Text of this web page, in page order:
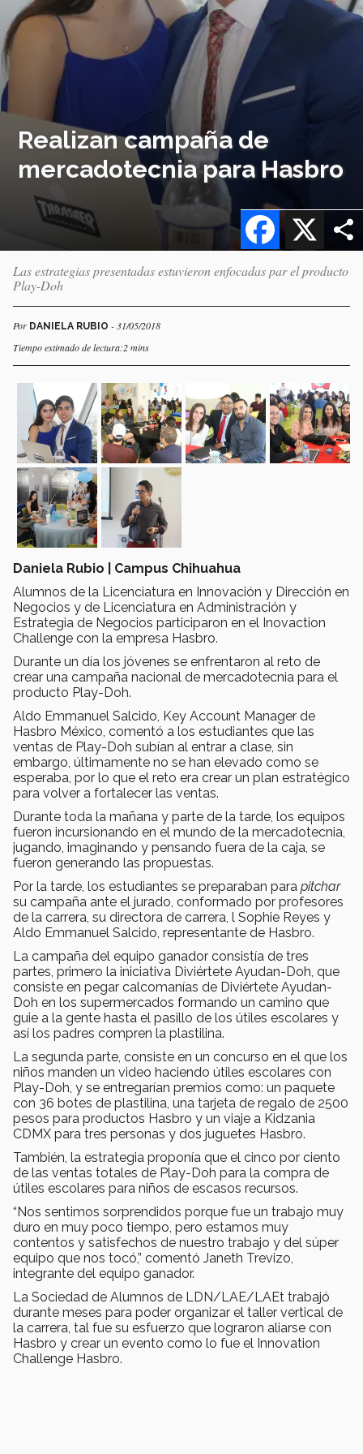
Realizan campaña de
mercadotecnia para Hasbro
X
Facebook
Las estrategias presentadas estuvieron enfocadas par el producto
Play-Doh
Por DANIELA RUBIO - 31/05/2018
Tiempo estimado de lectura:2 mins
Daniela Rubio | Campus Chihuahua
Alumnos de la Licenciatura en Innovación y Dirección en
Negocios y de Licenciatura en Administración y
Estrategia de Negocios participaron en el Inovaction
Challenge con la empresa Hasbro.
Durante un día los jóvenes se enfrentaron al reto de
crear una campaña nacional de mercadotecnia para el
producto Play-Doh.
Aldo Emmanuel Salcido, Key Account Manager de
Hasbro México, comentó a los estudiantes que las
ventas de Play-Doh subían al entrar a clase, sin
embargo, últimamente no se han elevado como se
esperaba, por lo que el reto era crear un plan estratégico
para volver a fortalecer las ventas.
Durante toda la mañana y parte de la tarde, los equipos
fueron incursionando en el mundo de la mercadotecnia,
jugando, imaginando y pensando fuera de la caja, se
fueron generando las propuestas.
Por la tarde, los estudiantes se preparaban para pitchar
su campaña ante el jurado, conformado por profesores
de la carrera, su directora de carrera, l Sophie Reyes y
Aldo Emmanuel Salcido, representante de Hasbro.
La campaña del equipo ganador consistía de tres
partes, primero la iniciativa Diviértete Ayudan-Doh, que
consiste en pegar calcomanías de Diviértete Ayudan-
Doh en los supermercados formando un camino que
guie a la gente hasta el pasillo de los útiles escolares y
así los padres compren la plastilina.
La segunda parte, consiste en un concurso en el que los
niños manden un video haciendo útiles escolares con
Play-Doh, y se entregarían premios como: un paquete
con 36 botes de plastilina, una tarjeta de regalo de 2500
pesos para productos Hasbro y un viaje a Kidzania
CDMX para tres personas y dos juguetes Hasbro.
También, la estrategia proponía que el cinco por ciento
de las ventas totales de Play-Doh para la compra de
útiles escolares para niños de escasos recursos.
“Nos sentimos sorprendidos porque fue un trabajo muy
duro en muy poco tiempo, pero estamos muy
contentos y satisfechos de nuestro trabajo y del súper
equipo que nos tocó,” comentó Janeth Trevizo,
integrante del equipo ganador.
La Sociedad de Alumnos de LDN/LAE/LAEt trabajó
durante meses para poder organizar el taller vertical de
la carrera, tal fue su esfuerzo que lograron aliarse con
Hasbro y crear un evento como lo fue el Innovation
Challenge Hasbro.